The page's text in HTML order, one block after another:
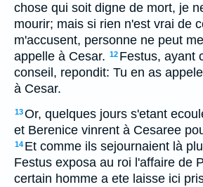
chose qui soit digne de mort, je
mourir; mais si rien n'est vrai de
m'accusent, personne ne peut
appelle à Cesar. 12 Festus, ayant
conseil, repondit: Tu en as
à Cesar.
13Or, quelques jours s'etant
et Berenice vinrent à Cesaree
14 Et comme ils sejournaient là
Festus exposa au roi l'affaire de
certain homme a ete laisse ici